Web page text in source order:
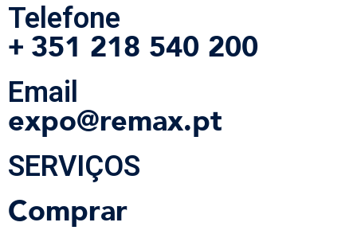
Telefone
+ 351 218 540 200
Email
expo@remax.pt
SERVIÇOS
Comprar